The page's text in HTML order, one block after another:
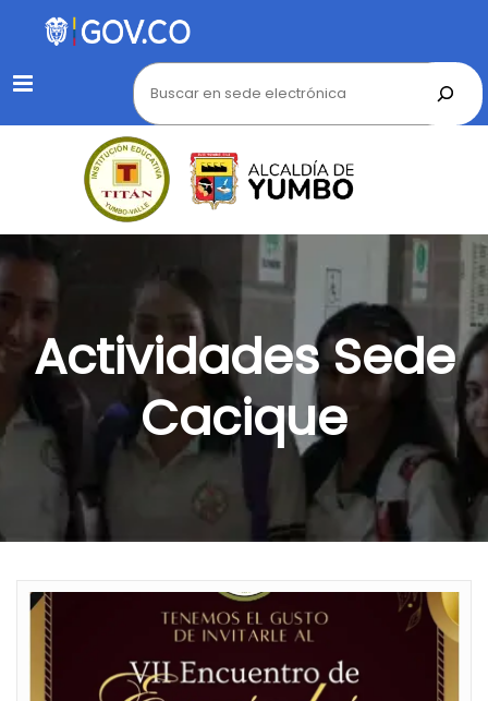
Menu
Actividades Sede
Cacique